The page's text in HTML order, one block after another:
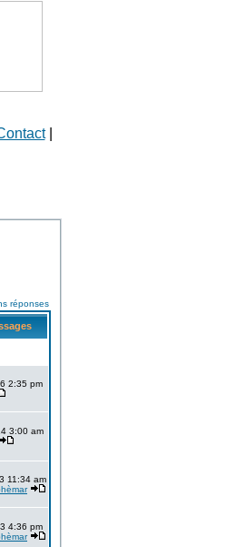
|
réponses
2:35 pm
3:00 am
11:34 am
4:36 pm